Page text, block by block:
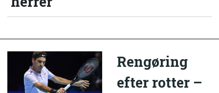
Rengøring
efter rotter –